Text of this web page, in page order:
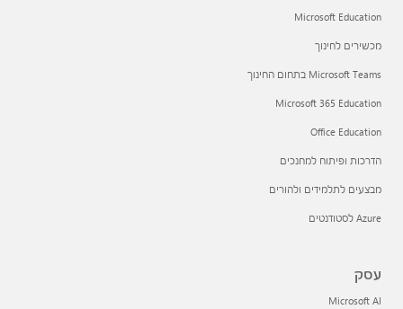
Microsoft Education
מכשירים לחינוך
Microsoft Teams בתחום החינוך
Microsoft 365 Education
Office Education
הדרכות ופיתוח למחנכים
מבצעים לתלמידים ולהורים
Azure לסטודנטים
עסק
Microsoft AI